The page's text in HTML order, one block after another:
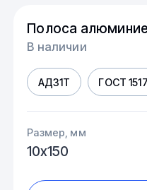
Полоса
В наличии
АД31Т ГОСТ
Размер, мм
10х150